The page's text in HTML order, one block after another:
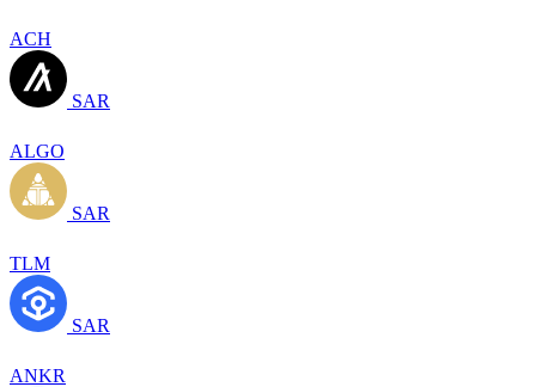
ACH
SAR
ALGO
SAR
TLM
SAR
ANKR